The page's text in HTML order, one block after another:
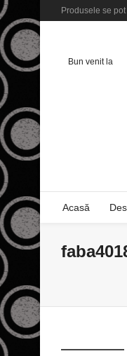
Produsele se
Bun venit la
Acasă